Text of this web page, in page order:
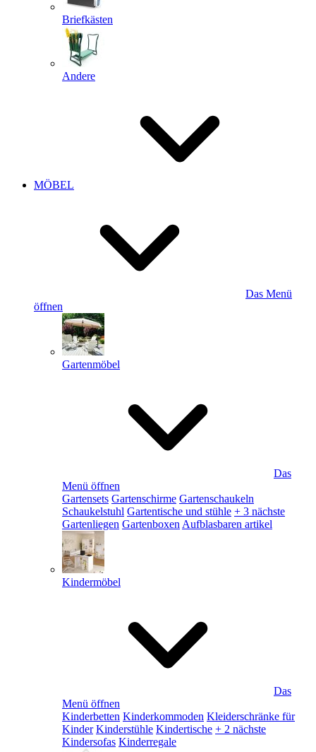
Briefkästen
Andere
MÖBEL
Das Menü
öffnen
Gartenmöbel
Das
Menü öffnen
Gartensets Gartenschirme Gartenschaukeln
Schaukelstuhl Gartentische und stühle + 3 nächste
Gartenliegen Gartenboxen Aufblasbaren artikel
Kindermöbel
Das
Menü öffnen
Kinderbetten Kinderkommoden Kleiderschränke für
Kinder Kinderstühle Kindertische + 2 nächste
Kindersofas Kinderregale